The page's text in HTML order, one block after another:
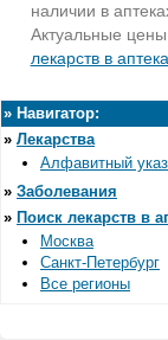
наличии в
Актуальные
лекарств в
» Навигатор:
» Лекарства
Алфавитный
» Заболевания
» Поиск лекарств в
Москва
Санкт-Петербург
Все регионы